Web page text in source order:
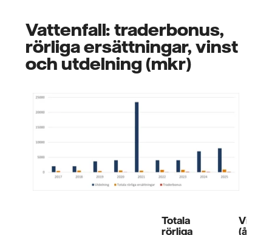
Vattenfall: traderbonus,
rörliga ersättningar, vinst
och utdelning (mkr)
Totala
rörliga
Vinst
(årets